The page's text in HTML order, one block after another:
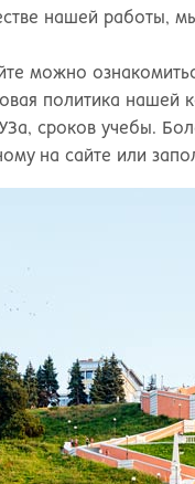
нашей работы,
можно
политика нашей
сроков учебы.
на сайте или